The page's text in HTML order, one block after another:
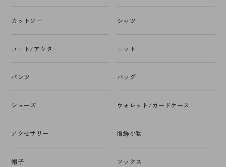
カットソー シャツ
コート/アウター ニット
パンツ バッグ
シューズ ウォレット/カードケース
アクセサリー 服飾小物
帽子 ソックス